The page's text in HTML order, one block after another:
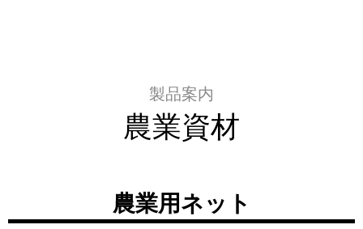
製品案内
農業資材
農業用ネット